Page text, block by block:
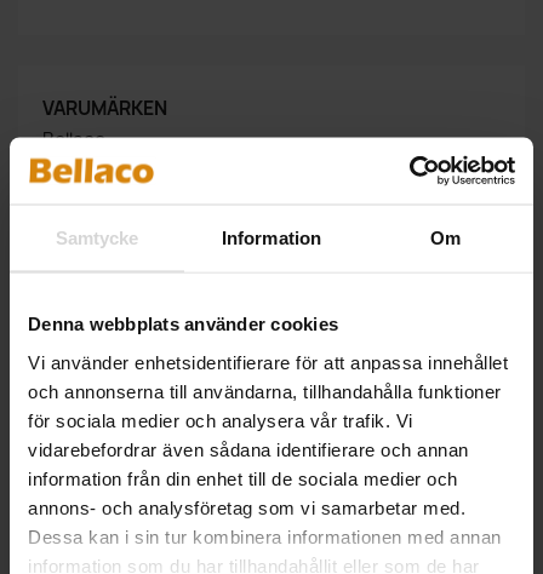
Samtycke Information Om
Denna webbplats använder cookies
Vi använder enhetsidentifierare för att anpassa innehållet
och annonserna till användarna, tillhandahålla funktioner
för sociala medier och analysera vår trafik. Vi
vidarebefordrar även sådana identifierare och annan
information från din enhet till de sociala medier och
annons- och analysföretag som vi samarbetar med.
Dessa kan i sin tur kombinera informationen med annan
information som du har tillhandahållit eller som de har
VARUMÄRKEN
Bellaco
Bellaco Transceivers
Direktronik
SMALL DIGITAL SIGNAGE
Inga produkter tillgängliga än